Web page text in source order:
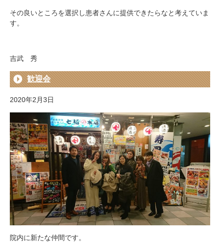
その良いところを選択し患者さんに提供できたらなと考えていま
す。
吉武 秀
歓迎会
2020年2月3日
院内に新たな仲間です。